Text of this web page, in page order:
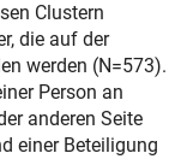
Clustern
die auf der
werden (N=573).
Person an
anderen Seite
einer Beteiligung